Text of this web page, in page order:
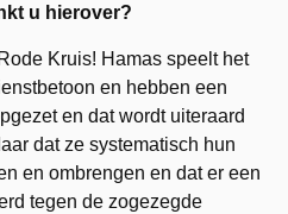
u hierover?
Kruis! Hamas speelt het
en hebben een
en dat wordt uiteraard
dat ze systematisch hun
en ombrengen en dat er een
tegen de zogezegde